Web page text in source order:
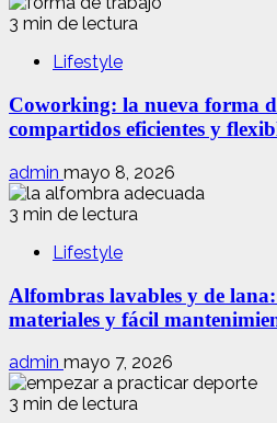
3 min de lectura
Lifestyle
Coworking: la nueva forma
compartidos eficientes y
admin mayo 8, 2026
3 min de lectura
Lifestyle
Alfombras lavables y de
materiales y fácil
admin mayo 7, 2026
3 min de lectura